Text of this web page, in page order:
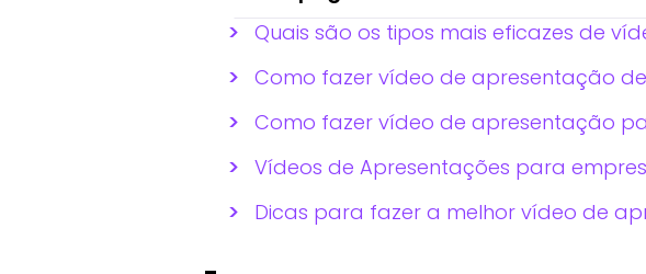
Quais são os tipos mais eficazes de
Como fazer vídeo de apresentação
Como fazer vídeo de apresentação
Vídeos de Apresentações para
Dicas para fazer a melhor vídeo de